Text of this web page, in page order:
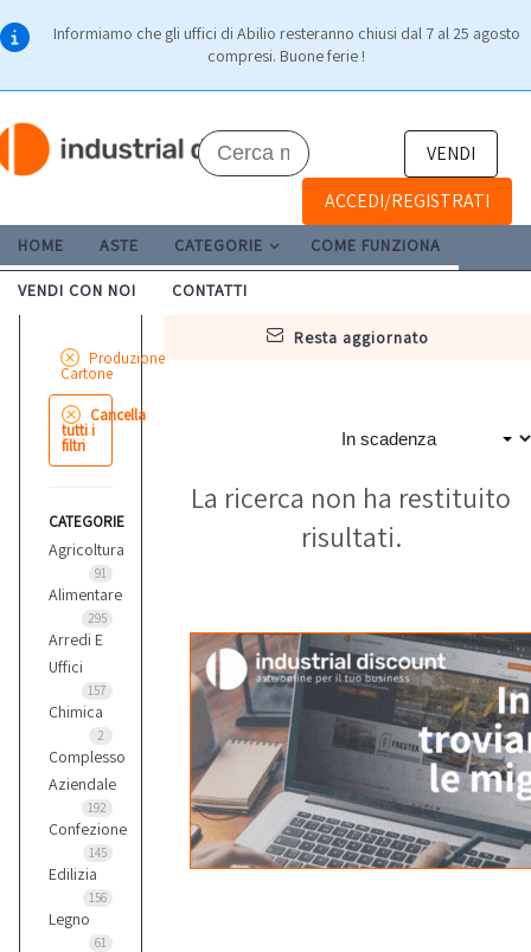
Informiamo che gli uffici di Abilio resteranno chiusi dal 7 al 25 agosto
compresi. Buone ferie !
VENDI
ACCEDI/REGISTRATI
HOME ASTE CATEGORIE COME FUNZIONA
VENDI CON NOI CONTATTI
resta aggiornato
Produzione
Cartone
Cancella
tutti i
filtri
CATEGORIE
Agricoltura
91
Alimentare
295
Arredi E
Uffici
157
Chimica
2
Complesso
Aziendale
192
Confezione
145
Edilizia
156
Legno
61
La ricerca non ha restituito
risultati.